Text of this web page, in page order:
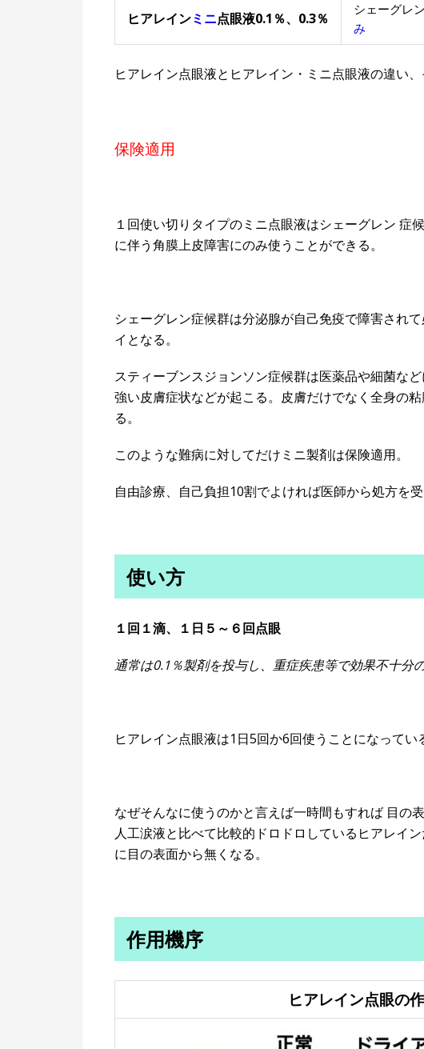
ヒアレインミニ点眼液0.1％、0.3％
シェーグレ
み
ヒアレイン点眼液とヒアレイン・ミニ点眼液の違い
保険適用
１回使い切りタイプのミニ点眼液はシェーグレン 症
に伴う角膜上皮障害にのみ使うことができる。
シェーグレン症候群は分泌腺が自己免疫で障害され
イとなる。
スティーブンスジョンソン症候群は医薬品や細菌な
強い皮膚症状などが起こる。皮膚だけでなく全身の
る。
このような難病に対してだけミニ製剤は保険適用。
自由診療、自己負担10割でよければ医師から処方を
使い方
１回１滴、１日５～６回点眼
通常は0.1％製剤を投与し、重症疾患等で効果不十分
ヒアレイン点眼液は1日5回か6回使うことになってい
なぜそんなに使うのかと言えば一時間もすれば 目の
人工涙液と比べて比較的ドロドロしているヒアレイ
に目の表面から無くなる。
作用機序
ヒアレイン点眼の